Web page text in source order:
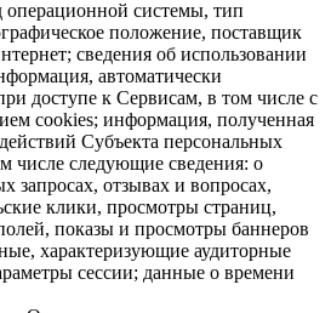
операционной системы, тип
положение, поставщик
сведения об использовании
автоматически
доступе к Сервисам, в том числе с
cookies; информация, полученная
действий Субъекта персональных
числе следующие сведения: о
запросах, отзывах и вопросах,
клики, просмотры страниц,
показы и просмотры баннеров
характеризующие аудиторные
сессии; данные о времени